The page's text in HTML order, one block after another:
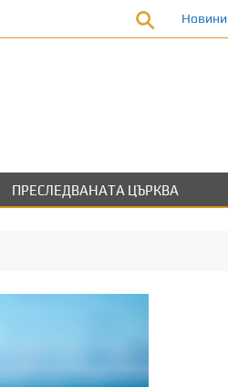
Новини
ПРЕСЛЕДВАНАТА ЦЪРКВА